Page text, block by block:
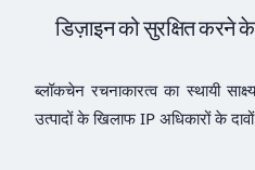
डिज़ाइन को सुरक्षित करने
ब्लॉकचेन रचनाकारत्व का स्थायी
उत्पादों के खिलाफ IP अधिकारों के